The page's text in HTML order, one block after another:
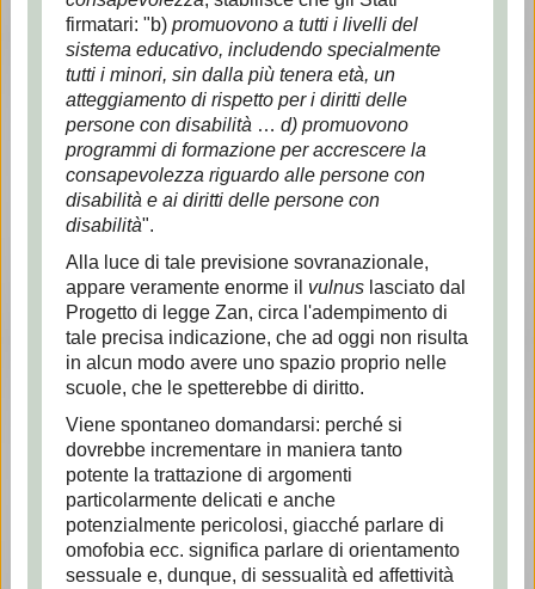
firmatari: "b) promuovono a tutti i livelli del
sistema educativo, includendo specialmente
tutti i minori, sin dalla più tenera età, un
atteggiamento di rispetto per i diritti delle
persone con disabilità … d) promuovono
programmi di formazione per accrescere la
consapevolezza riguardo alle persone con
disabilità e ai diritti delle persone con
disabilità".
Alla luce di tale previsione sovranazionale,
appare veramente enorme il vulnus lasciato dal
Progetto di legge Zan, circa l'adempimento di
tale precisa indicazione, che ad oggi non risulta
in alcun modo avere uno spazio proprio nelle
scuole, che le spetterebbe di diritto.
Viene spontaneo domandarsi: perché si
dovrebbe incrementare in maniera tanto
potente la trattazione di argomenti
particolarmente delicati e anche
potenzialmente pericolosi, giacché parlare di
omofobia ecc. significa parlare di orientamento
sessuale e, dunque, di sessualità ed affettività